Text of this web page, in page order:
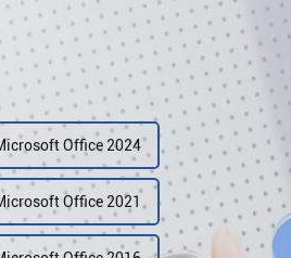
Office 2024
Office 2021